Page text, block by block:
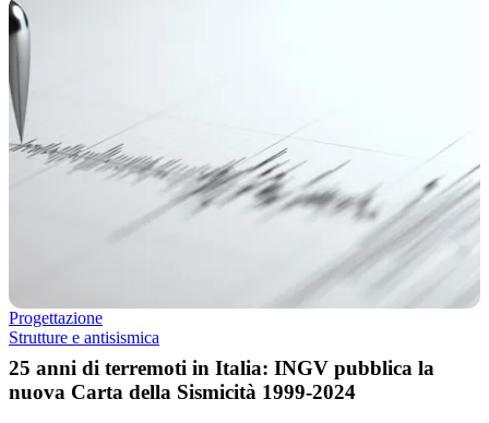
Progettazione
Strutture e antisismica
25 anni di terremoti in Italia: INGV pubblica la
nuova Carta della Sismicità 1999-2024